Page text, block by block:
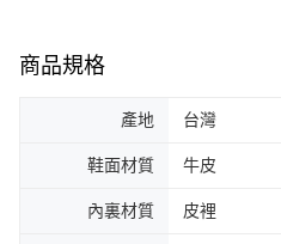
商品規格
產地 台灣
鞋面材質 牛皮
內裏材質 皮裡